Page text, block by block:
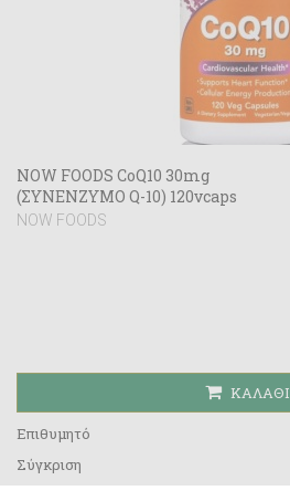
NOW FOODS CoQ10 30mg
(ΣΥΝΕΝΖΥΜΟ Q-10) 120vcaps
NOW FOODS
ΚΑΛΆΘΙ
Επιθυμητό
Σύγκριση